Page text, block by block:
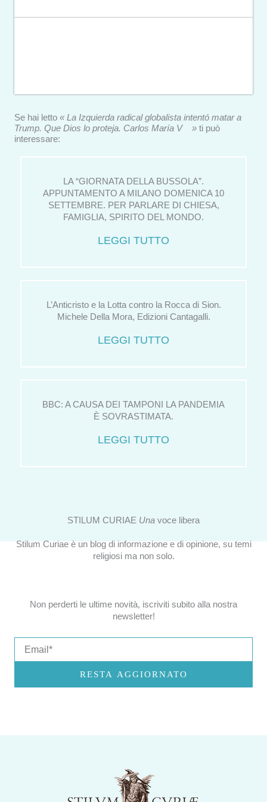
Se hai letto « La Izquierda radical globalista intentó matar a
Trump. Que Dios lo proteja. Carlos María V » ti può
interessare:
LA “GIORNATA DELLA BUSSOLA”.
APPUNTAMENTO A MILANO DOMENICA 10
SETTEMBRE. PER PARLARE DI CHIESA,
FAMIGLIA, SPIRITO DEL MONDO.
LEGGI TUTTO
L’Anticristo e la Lotta contro la Rocca di Sion.
Michele Della Mora, Edizioni Cantagalli.
LEGGI TUTTO
BBC: A CAUSA DEI TAMPONI LA PANDEMIA
È SOVRASTIMATA.
LEGGI TUTTO
STILUM CURIAE Una voce libera
Stilum Curiae è un blog di informazione e di opinione, su temi
religiosi ma non solo.
Non perderti le ultime novità, iscriviti subito alla nostra
newsletter!
RESTA AGGIORNATO